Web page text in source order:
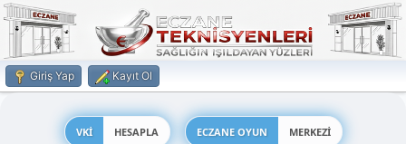
Giriş Yap Kayıt Ol
VKİ HESAPLA ECZANE OYUN MERKEZİ